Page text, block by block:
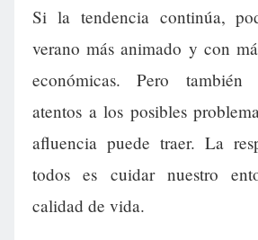
Si la tendencia continúa,
verano más animado y con
económicas. Pero también
atentos a los posibles
afluencia puede traer. La
todos es cuidar nuestro
calidad de vida.